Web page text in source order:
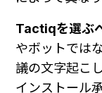
Tactiqを選ぶ
やボットでは
議の文字起こ
インストール